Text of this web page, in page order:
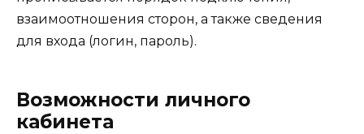
взаимоотношения сторон, а также сведения
для входа (логин, пароль).
Возможности личного
кабинета